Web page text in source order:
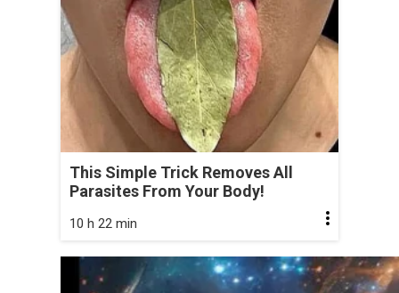
This Simple Trick Removes All
Parasites From Your Body!
10 h 22 min